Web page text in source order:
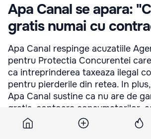
Apa Canal se apara:
gratis numai cu
Apa Canal respinge acuzatiile
pentru Protectia Concurentei
ca intreprinderea taxeaza ilegal
pentru pierderile din retea. In
Apa Canal sustine ca nu are de
gratis, contoare consumatorilor,
autoritatea de control, daca
incheiat contracte cu